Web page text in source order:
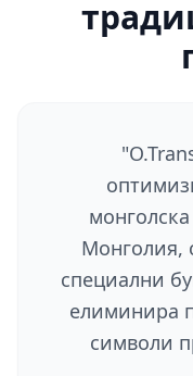
"
Монголия,
специални
елиминира
символи